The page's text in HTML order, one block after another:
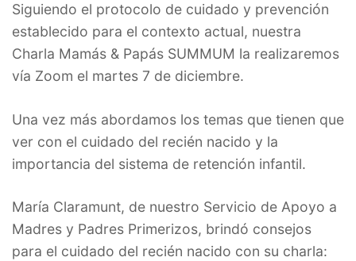
Siguiendo el protocolo de cuidado y prevención
establecido para el contexto actual, nuestra
Charla Mamás & Papás SUMMUM la realizaremos
vía Zoom el martes 7 de diciembre.
Una vez más abordamos los temas que tienen que
ver con el cuidado del recién nacido y la
importancia del sistema de retención infantil.
María Claramunt, de nuestro Servicio de Apoyo a
Madres y Padres Primerizos, brindó consejos
para el cuidado del recién nacido con su charla: